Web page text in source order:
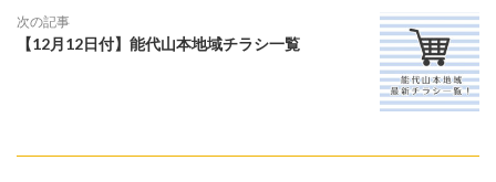
次の記事
【12月12日付】能代山本地域チラシ一覧